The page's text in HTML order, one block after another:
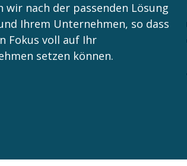
wir nach der passenden Lösung
Ihrem Unternehmen, so dass
Fokus voll auf Ihr
setzen können.